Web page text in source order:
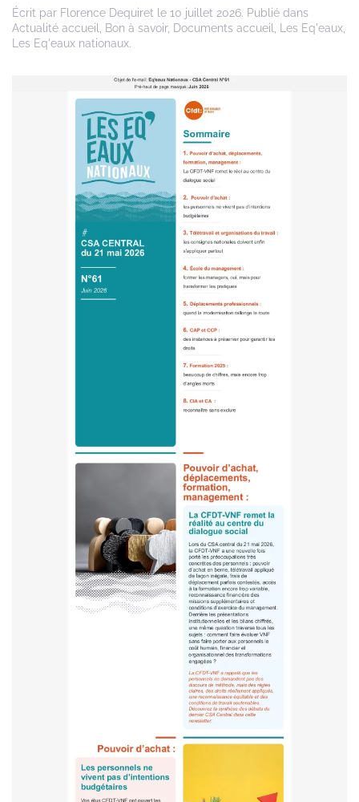
Écrit par Florence Dequiret le 10 juillet 2026. Publié dans
Actualité accueil
Bon à savoir, Documents accueil Les Eq'eaux
Les Eq'eaux nationaux.